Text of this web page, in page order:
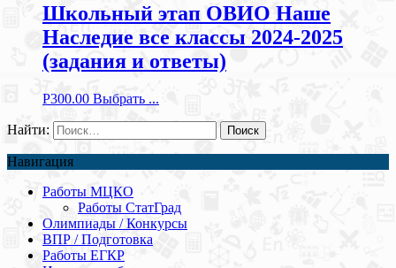
Школьный этап ОВИО Наше
Наследие все классы 2024-2025
(задания и ответы)
Р300.00 Выбрать ...
Найти:
Навигация
Работы МЦКО
Работы СтатГрад
Олимпиады / Конкурсы
ВПР / Подготовка
Работы ЕГКР